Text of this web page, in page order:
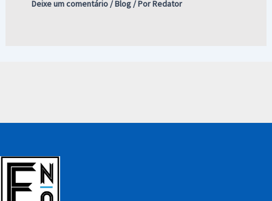
Deixe um comentário/Blog/ PorRedator